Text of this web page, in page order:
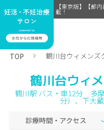
【東京版】【都
載！
TOP 鶴川台ウィメンズ
鶴川台ウィ
鶴川駅 バス・車12分 多
分）、下大
診療時間・アクセス